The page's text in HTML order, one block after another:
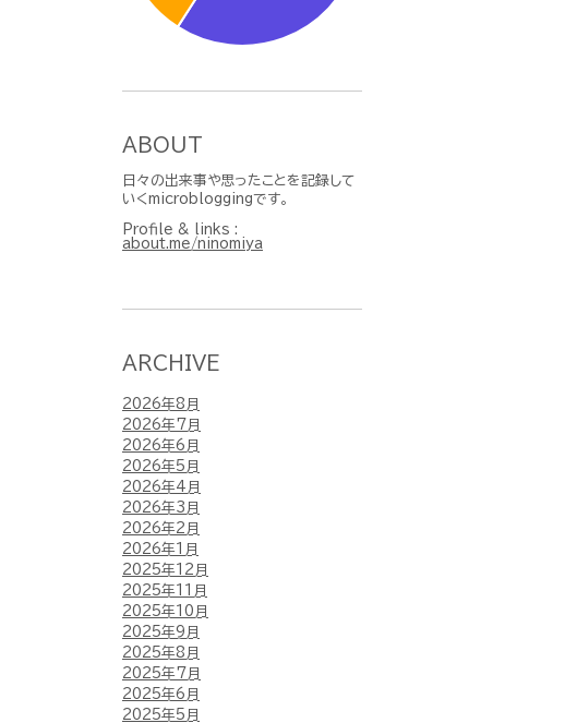
ABOUT
日々の出来事や思ったことを記録して
いくmicrobloggingです。
Profile & links :
about.me/ninomiya
ARCHIVE
2026年8月
2026年7月
2026年6月
2026年5月
2026年4月
2026年3月
2026年2月
2026年1月
2025年12月
2025年11月
2025年10月
2025年9月
2025年8月
2025年7月
2025年6月
2025年5月